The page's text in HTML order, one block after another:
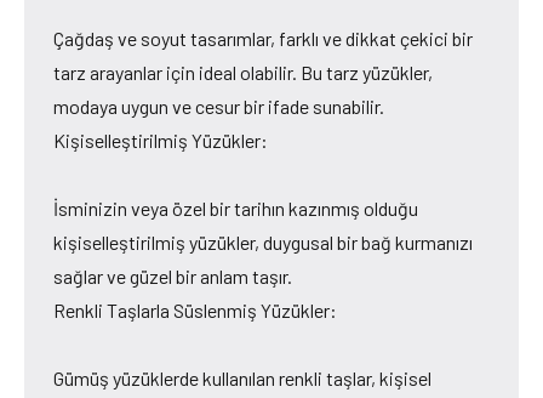
Çağdaş ve soyut tasarımlar, farklı ve dikkat çekici bir
tarz arayanlar için ideal olabilir. Bu tarz yüzükler,
modaya uygun ve cesur bir ifade sunabilir.
Kişiselleştirilmiş Yüzükler:
İsminizin veya özel bir tarihın kazınmış olduğu
kişiselleştirilmiş yüzükler, duygusal bir bağ kurmanızı
sağlar ve güzel bir anlam taşır.
Renkli Taşlarla Süslenmiş Yüzükler:
Gümüş yüzüklerde kullanılan renkli taşlar, kişisel